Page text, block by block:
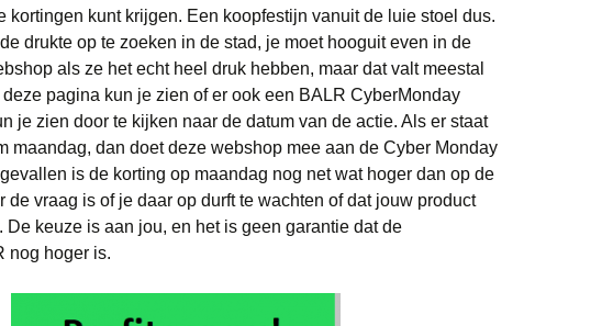
kortingen kunt krijgen. Een koopfestijn vanuit de luie stoel dus.
drukte op te zoeken in de stad, je moet hooguit even in de
als ze het echt heel druk hebben, maar dat valt meestal
pagina kun je zien of er ook een BALR CyberMonday
je zien door te kijken naar de datum van de actie. Als er staat
maandag, dan doet deze webshop mee aan de Cyber Monday
is de korting op maandag nog net wat hoger dan op de
de vraag is of je daar op durft te wachten of dat jouw product
De keuze is aan jou, en het is geen garantie dat de
nog hoger is.